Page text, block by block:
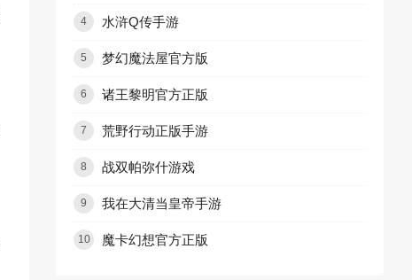
水浒Q传手游
4
梦幻魔法屋官方版
5
诸王黎明官方正版
6
荒野行动正版手游
7
战双帕弥什游戏
8
我在大清当皇帝手游
9
魔卡幻想官方正版
10